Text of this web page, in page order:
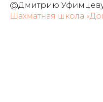
@Дмитрию
Шахматная школа